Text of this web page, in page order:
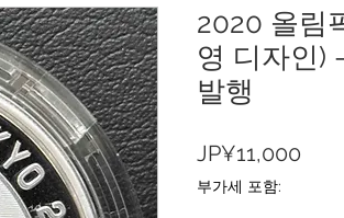
2020 올림
영 디자인)
발행
JP¥11,000
부가세 포함: